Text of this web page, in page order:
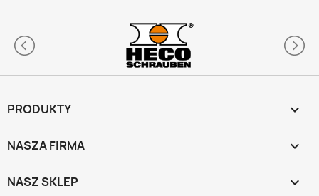
PRODUKTY 
NASZA FIRMA 
NASZ SKLEP 